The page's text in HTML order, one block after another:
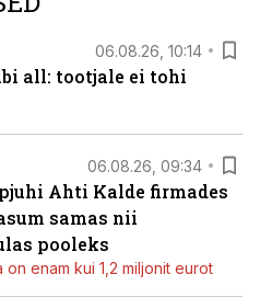
06.08.26, 10:14
all: tootjale ei tohi
06.08.26, 09:34
Ahti Kalde firmades
samas nii
pooleks
on enam kui 1,2 miljonit eurot